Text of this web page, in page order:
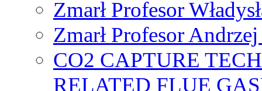
Zmarł Profesor
Zmarł Profesor
CO2 CAPTURE
RELATED FLUE